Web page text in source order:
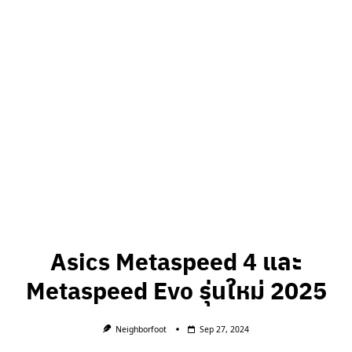
Asics Metaspeed 4 และ
Metaspeed Evo รุ่นใหม่ 2025
Neighborfoot Sep 27, 2024